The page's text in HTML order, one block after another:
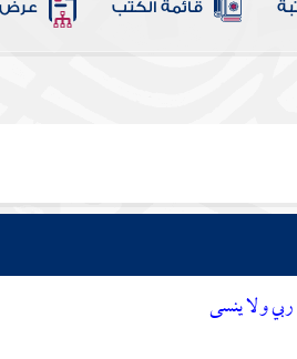
قائمة الكتب
ولا ينسى